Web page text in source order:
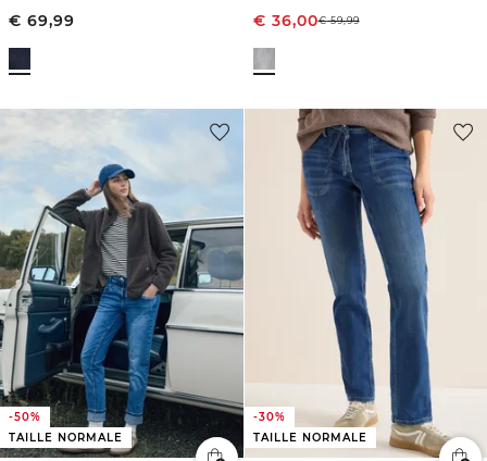
€ 69,99 € 36,00€59,99
-50%
TAILLE NORMALE
-30%
TAILLE NORMALE